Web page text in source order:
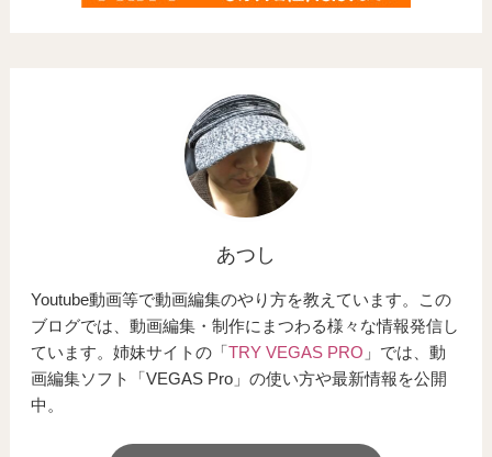
あつし
Youtube動画等で動画編集のやり方を教えています。この
ブログでは、動画編集・制作にまつわる様々な情報発信し
ています。姉妹サイトの「TRY VEGAS PRO 」では、動
画編集ソフト「VEGAS Pro」の使い方や最新情報を公開
中。